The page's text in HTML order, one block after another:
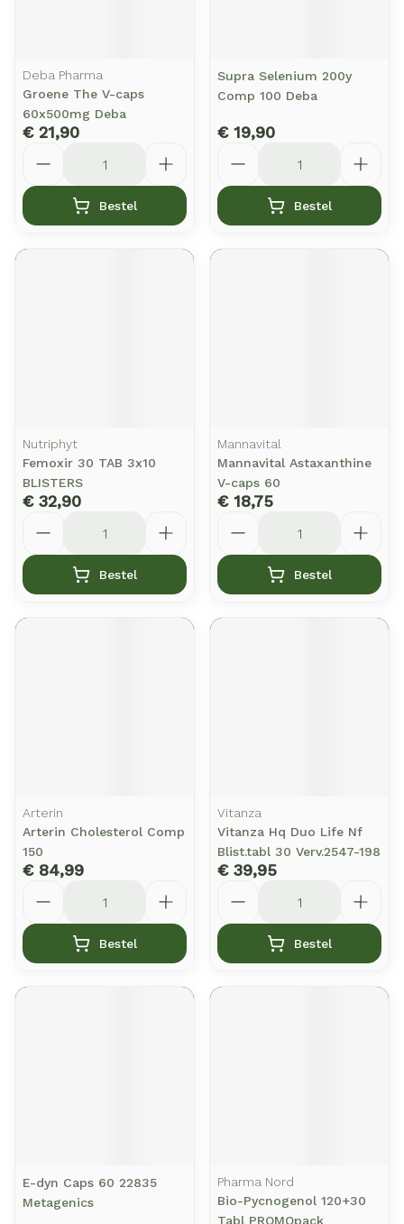
Deba Pharma
Groene The V-caps
60x500mg Deba
€ 21,90
Bestel
Supra Selenium 200y
Comp 100 Deba
€ 19,90
Bestel
Nutriphyt
Femoxir 30 TAB 3x10
BLISTERS
€ 32,90
Bestel
Mannavital
Mannavital Astaxanthine
V-caps 60
€ 18,75
Bestel
Arterin
Arterin Cholesterol Comp
150
€ 84,99
Bestel
Vitanza
Vitanza Hq Duo Life Nf
Blist.tabl 30 Verv.2547-198
€ 39,95
Bestel
E-dyn Caps 60 22835
Metagenics
Pharma Nord
Bio-Pycnogenol 120+30
Tabl PROMOpack